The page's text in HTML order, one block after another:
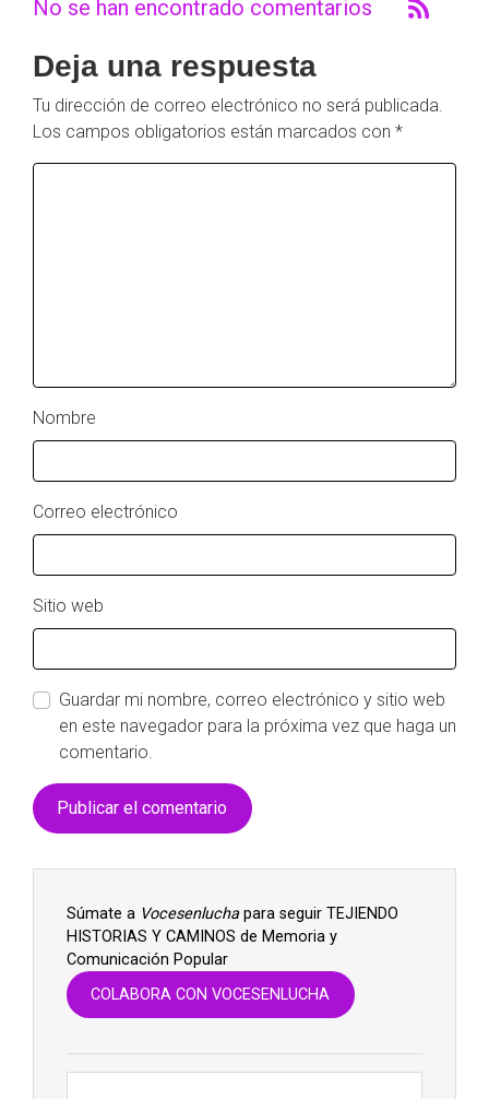
No se han encontrado comentarios
Deja una respuesta
Tu dirección de correo electrónico no será publicada.
Los campos obligatorios están marcados con *
Nombre
Correo electrónico
Sitio web
Guardar mi nombre, correo electrónico y sitio web
en este navegador para la próxima vez que haga un
comentario.
Súmate a Vocesenluchapara seguir TEJIENDO
HISTORIAS Y CAMINOS de Memoria y
Comunicación Popular
COLABORA CON VOCESENLUCHA